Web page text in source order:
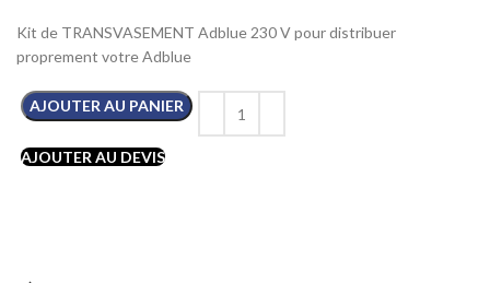
Kit de TRANSVASEMENT Adblue 230 V pour distribuer
proprement votre Adblue
AJOUTER AU PANIER
AJOUTER AU DEVIS